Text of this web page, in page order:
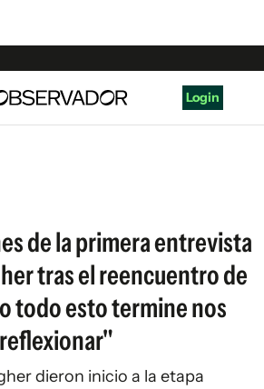
Login
de la primera entrevista
tras el reencuentro de
todo esto termine nos
dieron inicio a la etapa